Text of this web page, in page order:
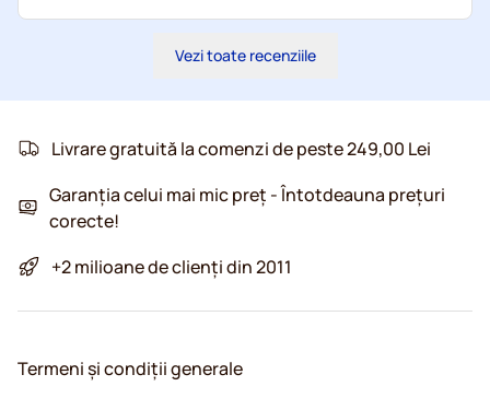
Vezi toate recenziile
Livrare gratuită la comenzi de peste 249,00 Lei
Garanția celui mai mic preț - Întotdeauna prețuri
corecte!
+2 milioane de clienți din 2011
Termeni și condiții generale